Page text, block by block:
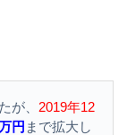
が、 2019年12
円 まで拡大し